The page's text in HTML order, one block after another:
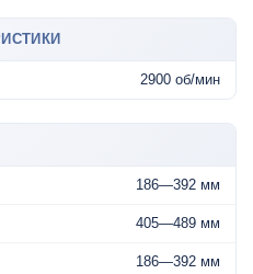
2900 об/мин
186—392 мм
405—489 мм
186—392 мм